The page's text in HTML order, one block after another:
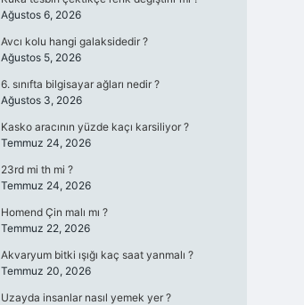
Ağustos 6, 2026
Avcı kolu hangi galaksidedir ?
Ağustos 5, 2026
6. sınıfta bilgisayar ağları nedir ?
Ağustos 3, 2026
Kasko aracının yüzde kaçı karsiliyor ?
Temmuz 24, 2026
23rd mi th mi ?
Temmuz 24, 2026
Homend Çin malı mı ?
Temmuz 22, 2026
Akvaryum bitki ışığı kaç saat yanmalı ?
Temmuz 20, 2026
Uzayda insanlar nasıl yemek yer ?